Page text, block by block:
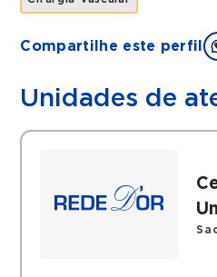
Compartilhe este perfil
Unidades de